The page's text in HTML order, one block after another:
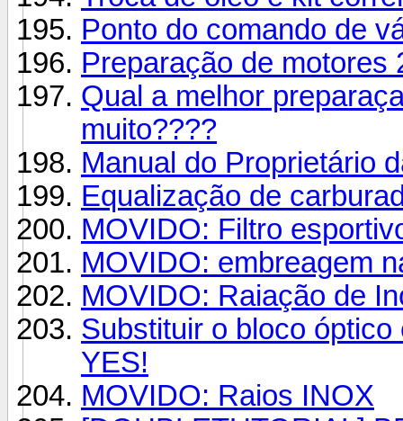
Ponto do comando de
Preparação de motores
Qual a melhor
muito????
Manual do Proprietário
Equalização de
MOVIDO: Filtro
MOVIDO: embreagem
MOVIDO: Raiação de
Substituir o bloco
YES!
MOVIDO: Raios INOX